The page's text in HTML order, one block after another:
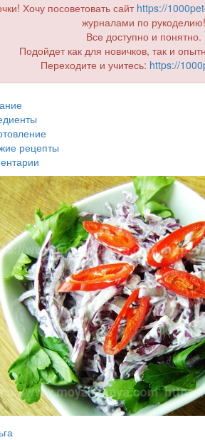
Хочу посоветовать сайтhttps://
журналами по рукоделию!
Все доступно и понятно.
Подойдет как для новичков, так и
Переходите и учитесь: https://
рецепты